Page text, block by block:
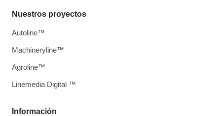
Información
Nuestros proyectos
Autoline™
Machineryline™
Agroline™
Linemedia Digital ™